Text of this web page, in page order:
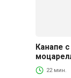
Канапе
22 мин.